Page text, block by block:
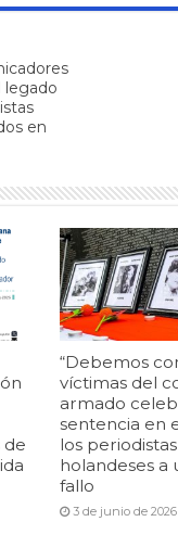
legado
en
de
“Debemos
víctimas del
armado
sentencia en
los periodistas
holandeses a
fallo
3 de junio de 2026